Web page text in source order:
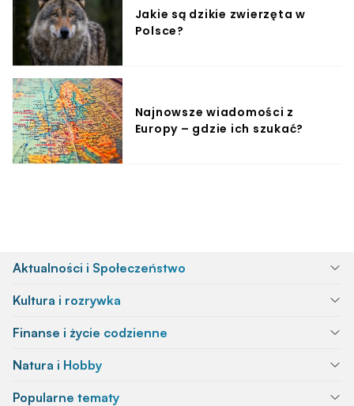
Jakie są dzikie zwierzęta w
Polsce?
Najnowsze wiadomości z
Europy – gdzie ich szukać?
Aktualności i Społeczeństwo
Kultura i rozrywka
Finanse i życie codzienne
Natura i Hobby
Popularne tematy